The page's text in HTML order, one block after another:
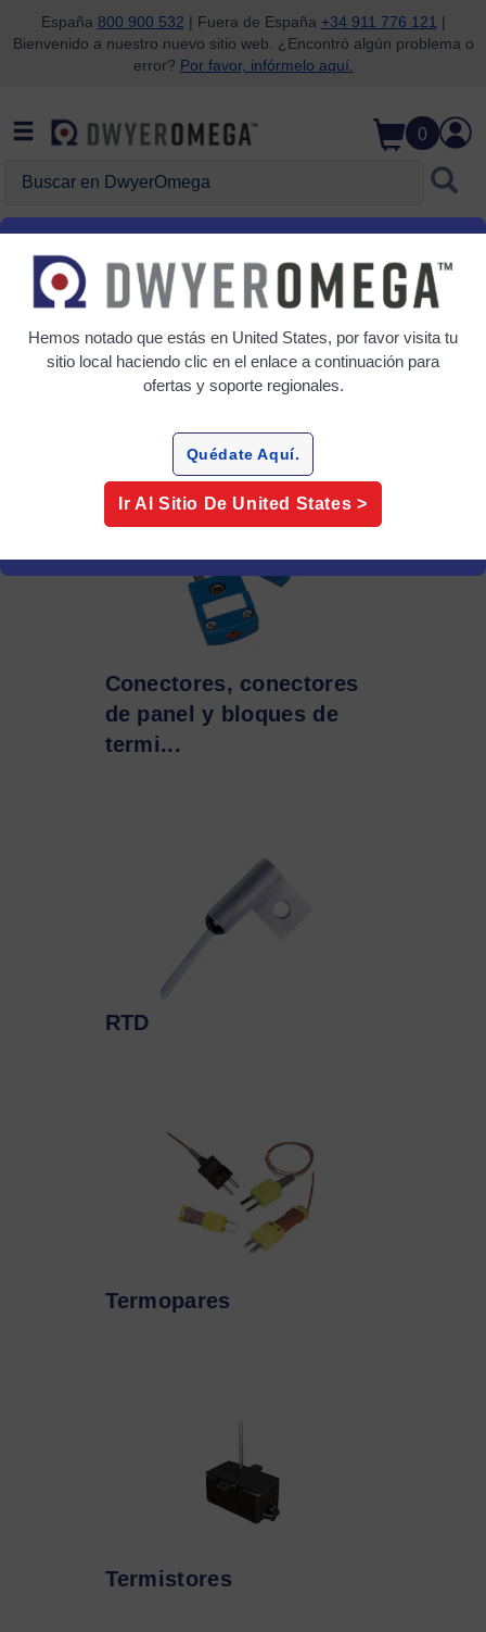
Saltar a la búsqueda
Saltar al contenido principal
Saltar a la navegación
España 800 900 532 | Fuera de España +34 911 776 121 |
Bienvenido a nuestro nuevo sitio web. ¿Encontró algún problema o
error? Por favor, infórmelo aquí.
0
Inicio Temperatura
Temperatura
Conectores, conectores
de panel y bloques de
termi...
RTD
Termopares
Termistores
Hemos notado que estás en United States, por favor visita tu
sitio local haciendo clic en el enlace a continuación para
ofertas y soporte regionales.
Quédate Aquí.
Ir Al Sitio De United States >